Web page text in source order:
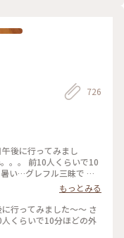
726
。。 前10人くらいで10
い…グレフル三昧で 果
どいい！ よーぐると蜜
溶けても生ジュースみ
桃メニューが出る日で
、、 それに17時からけ
し！ 以外と日中は穴
もっとみる
くらいで10分ほどの外